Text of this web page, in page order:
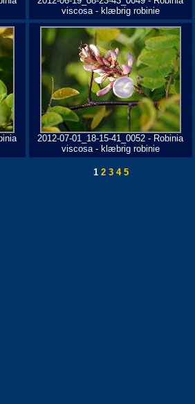
viscosa - klæbrig robinie
2012-07-01_18-15-41_0052 - Robinia
viscosa - klæbrig robinie
12345